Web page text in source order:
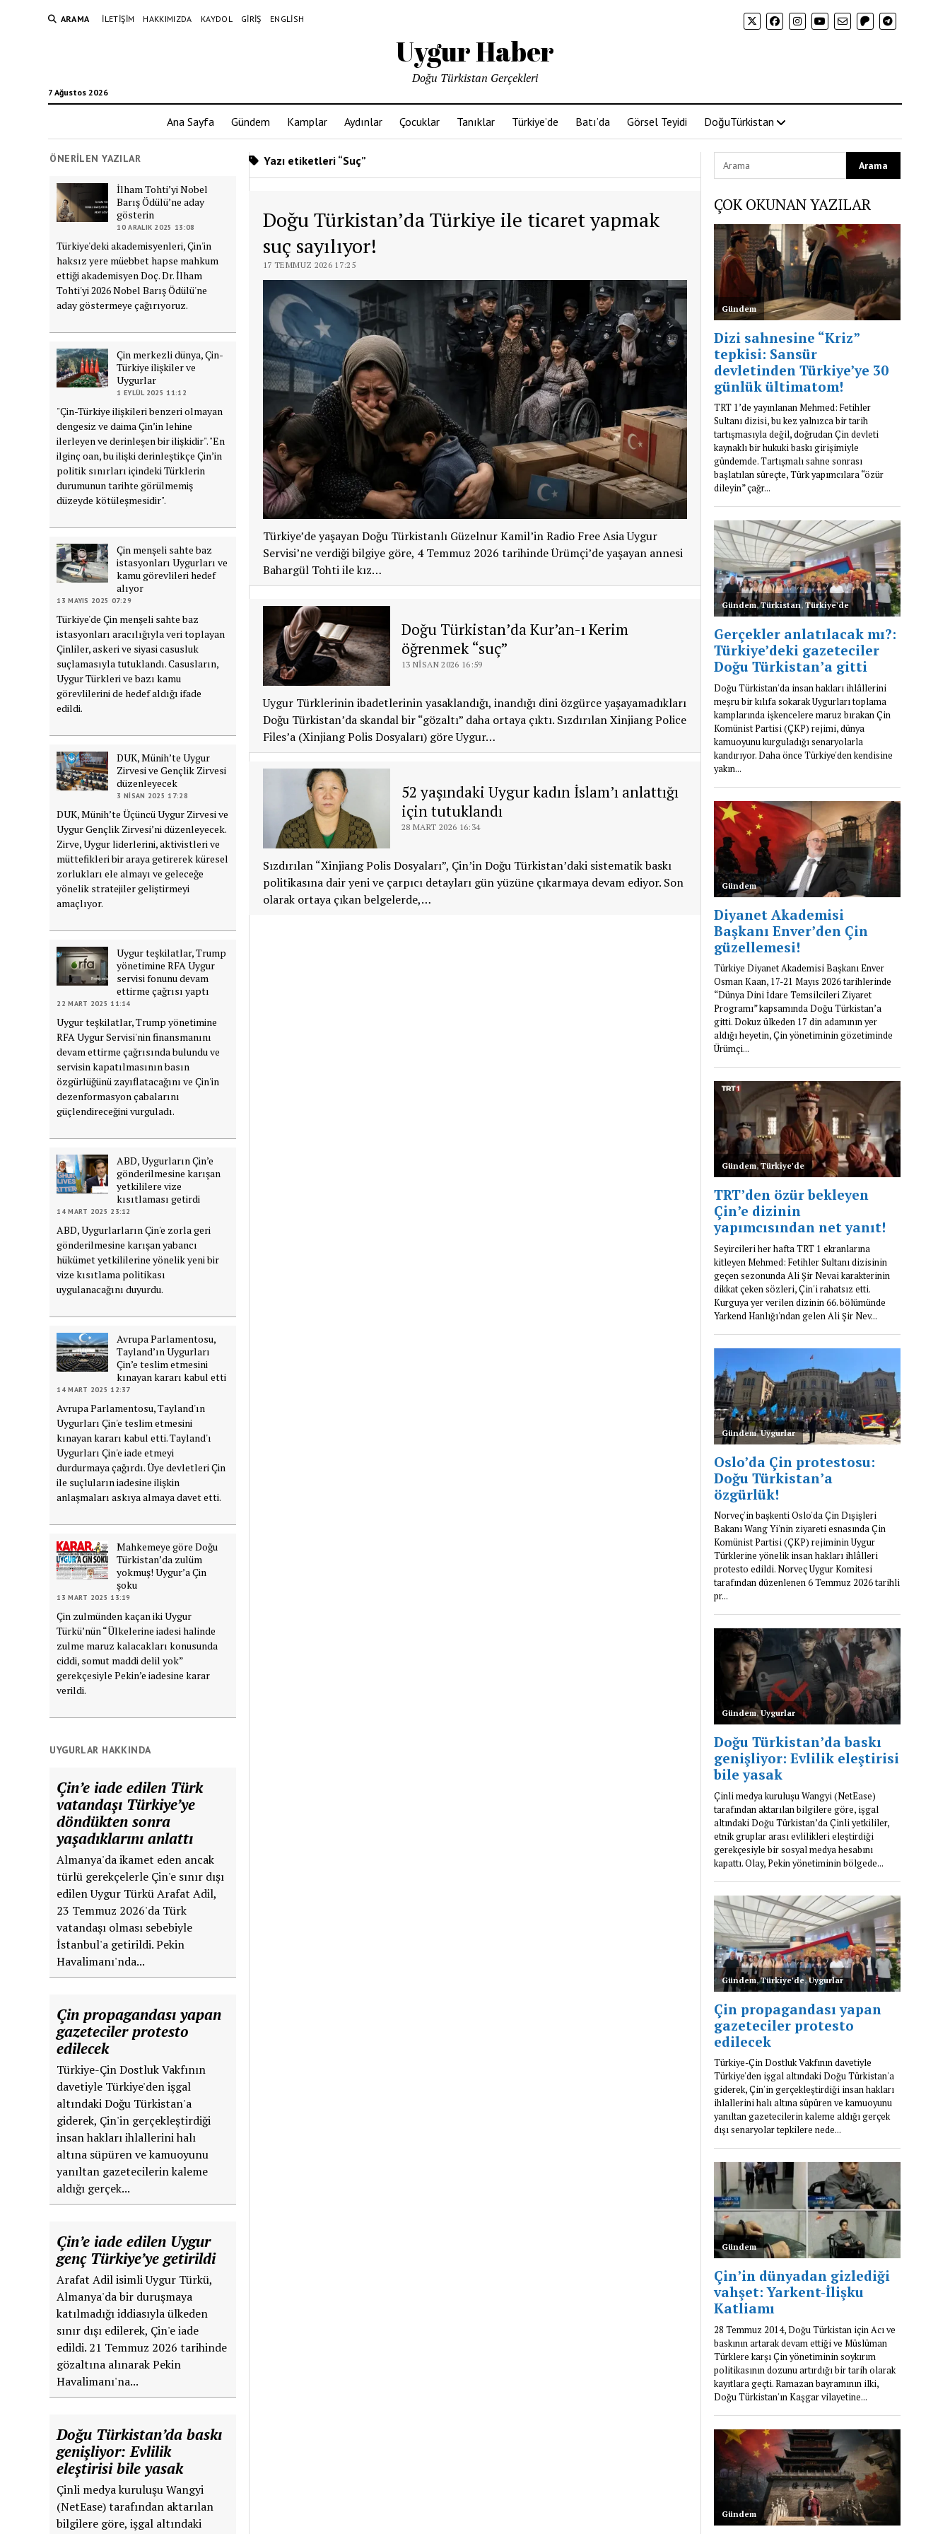
ARAMA İLETIŞIM HAKKIMIZDA KAYDOL GIRIŞ ENGLISH
Uygur Haber
7 Ağustos 2026
Doğu Türkistan Gerçekleri
Ana Sayfa Gündem Kamplar Aydınlar Çocuklar Tanıklar Türkiye’de Batı’da Görsel Teyidi DoğuTürkistan
ÖNERILEN YAZILAR
İlham Tohti’yi Nobel
Barış Ödülü’ne aday
gösterin
10 ARALIK 2025 13:08
Türkiye'deki akademisyenleri, Çin'in
haksız yere müebbet hapse mahkum
ettiği akademisyen Doç. Dr. İlham
Tohti'yi 2026 Nobel Barış Ödülü'ne
aday göstermeye çağırıyoruz.
Çin merkezli dünya, Çin-
Türkiye ilişkiler ve
Uygurlar
1 EYLÜL 2025 11:12
"Çin-Türkiye ilişkileri benzeri olmayan
dengesiz ve daima Çin’in lehine
ilerleyen ve derinleşen bir ilişkidir". "En
ilginç oan, bu ilişki derinleştikçe Çin’in
politik sınırları içindeki Türklerin
durumunun tarihte görülmemiş
düzeyde kötüleşmesidir".
Çin menşeli sahte baz
istasyonları Uygurları ve
kamu görevlileri hedef
alıyor
13 MAYIS 2025 07:29
Türkiye'de Çin menşeli sahte baz
istasyonları aracılığıyla veri toplayan
Çinliler, askeri ve siyasi casusluk
suçlamasıyla tutuklandı. Casusların,
Uygur Türkleri ve bazı kamu
görevlilerini de hedef aldığı ifade
edildi.
DUK, Münih’te Uygur
Zirvesi ve Gençlik Zirvesi
düzenleyecek
3 NISAN 2025 17:28
DUK, Münih’te Üçüncü Uygur Zirvesi ve
Uygur Gençlik Zirvesi’ni düzenleyecek.
Zirve, Uygur liderlerini, aktivistleri ve
müttefikleri bir araya getirerek küresel
zorlukları ele almayı ve geleceğe
yönelik stratejiler geliştirmeyi
amaçlıyor.
Uygur teşkilatlar, Trump
yönetimine RFA Uygur
servisi fonunu devam
ettirme çağrısı yaptı
22 MART 2025 11:14
Uygur teşkilatlar, Trump yönetimine
RFA Uygur Servisi'nin finansmanını
devam ettirme çağrısında bulundu ve
servisin kapatılmasının basın
özgürlüğünü zayıflatacağını ve Çin'in
dezenformasyon çabalarını
güçlendireceğini vurguladı.
ABD, Uygurların Çin’e
gönderilmesine karışan
yetkililere vize
kısıtlaması getirdi
14 MART 2025 23:12
ABD, Uygurlarların Çin'e zorla geri
gönderilmesine karışan yabancı
hükümet yetkililerine yönelik yeni bir
vize kısıtlama politikası
uygulanacağını duyurdu.
Avrupa Parlamentosu,
Tayland’ın Uygurları
Çin’e teslim etmesini
kınayan kararı kabul etti
14 MART 2025 12:37
Avrupa Parlamentosu, Tayland'ın
Uygurları Çin'e teslim etmesini
kınayan kararı kabul etti. Tayland'ı
Uygurları Çin'e iade etmeyi
durdurmaya çağırdı. Üye devletleri Çin
ile suçluların iadesine ilişkin
anlaşmaları askıya almaya davet etti.
Mahkemeye göre Doğu
Türkistan’da zulüm
yokmuş! Uygur’a Çin
şoku
13 MART 2025 13:19
Çin zulmünden kaçan iki Uygur
Türkü’nün “Ülkelerine iadesi halinde
zulme maruz kalacakları konusunda
ciddi, somut maddi delil yok”
gerekçesiyle Pekin’e iadesine karar
verildi.
UYGURLAR HAKKINDA
Çin’e iade edilen Türk
vatandaşı Türkiye’ye
döndükten sonra
yaşadıklarını anlattı
Almanya'da ikamet eden ancak
türlü gerekçelerle Çin'e sınır dışı
edilen Uygur Türkü Arafat Adil,
23 Temmuz 2026'da Türk
vatandaşı olması sebebiyle
İstanbul'a getirildi. Pekin
Havalimanı'nda...
Çin propagandası yapan
gazeteciler protesto
edilecek
Türkiye-Çin Dostluk Vakfının
davetiyle Türkiye'den işgal
altındaki Doğu Türkistan'a
giderek, Çin'in gerçekleştirdiği
insan hakları ihlallerini halı
altına süpüren ve kamuoyunu
yanıltan gazetecilerin kaleme
aldığı gerçek...
Çin’e iade edilen Uygur
genç Türkiye’ye getirildi
Arafat Adil isimli Uygur Türkü,
Almanya'da bir duruşmaya
katılmadığı iddiasıyla ülkeden
sınır dışı edilerek, Çin'e iade
edildi. 21 Temmuz 2026 tarihinde
gözaltına alınarak Pekin
Havalimanı'na...
Doğu Türkistan’da baskı
genişliyor: Evlilik
eleştirisi bile yasak
Çinli medya kuruluşu Wangyi
(NetEase) tarafından aktarılan
bilgilere göre, işgal altındaki
Yazı etiketleri “Suç”
Doğu Türkistan’da Türkiye ile ticaret yapmak
suç sayılıyor!
17 TEMMUZ 2026 17:25
Türkiye’de yaşayan Doğu Türkistanlı Güzelnur Kamil’in Radio Free Asia Uygur
Servisi’ne verdiği bilgiye göre, 4 Temmuz 2026 tarihinde Ürümçi’de yaşayan annesi
Bahargül Tohti ile kız…
Doğu Türkistan’da Kur’an-ı Kerim
öğrenmek “suç”
13 NISAN 2026 16:59
Uygur Türklerinin ibadetlerinin yasaklandığı, inandığı dini özgürce yaşayamadıkları
Doğu Türkistan’da skandal bir “gözaltı” daha ortaya çıktı. Sızdırılan Xinjiang Police
Files’a (Xinjiang Polis Dosyaları) göre Uygur…
52 yaşındaki Uygur kadın İslam’ı anlattığı
için tutuklandı
28 MART 2026 16:34
Sızdırılan “Xinjiang Polis Dosyaları”, Çin’in Doğu Türkistan’daki sistematik baskı
politikasına dair yeni ve çarpıcı detayları gün yüzüne çıkarmaya devam ediyor. Son
olarak ortaya çıkan belgelerde,…
ÇOK OKUNAN YAZILAR